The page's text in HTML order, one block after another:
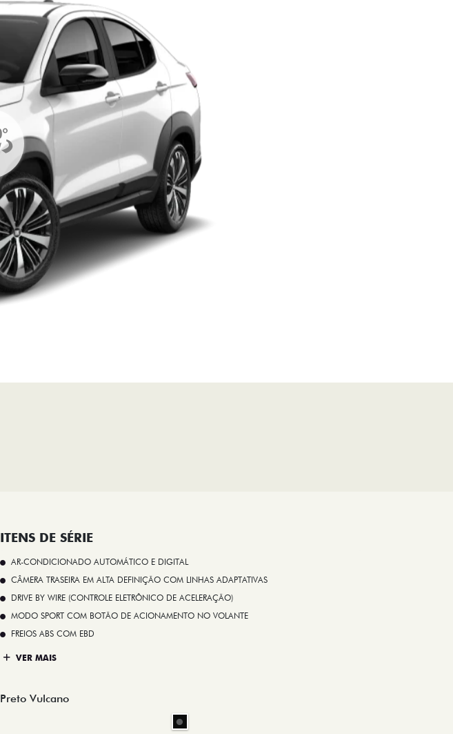
ITENS DE SÉRIE
AR-CONDICIONADO AUTOMÁTICO E DIGITAL
CÂMERA TRASEIRA EM ALTA DEFINIÇÃO COM LINHAS ADAPTATIVAS
DRIVE BY WIRE (CONTROLE ELETRÔNICO DE ACELERAÇÃO)
MODO SPORT COM BOTÃO DE ACIONAMENTO NO VOLANTE
FREIOS ABS COM EBD
VER MAIS
Preto Vulcano